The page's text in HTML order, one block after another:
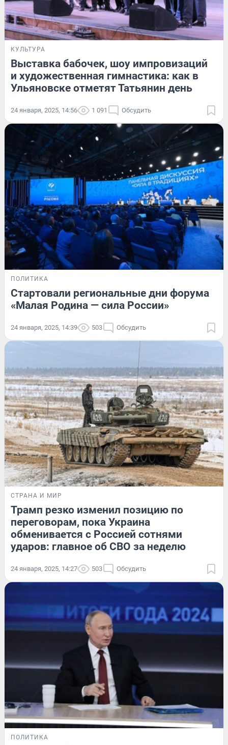
КУЛЬТУРА
Выставка бабочек, шоу импровизаций
и художественная гимнастика: как в
Ульяновске отметят Татьянин день
24 января, 2025, 14:56 1 091 Обсудить
ПОЛИТИКА
Стартовали региональные дни форума
«Малая Родина — сила России»
24 января, 2025, 14:39 503 Обсудить
СТРАНА И МИР
Трамп резко изменил позицию по
переговорам, пока Украина
обменивается с Россией сотнями
ударов: главное об СВО за неделю
24 января, 2025, 14:27 503 Обсудить
ПОЛИТИКА